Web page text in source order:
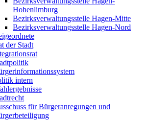
Hohenlimburg
Bezirksverwaltungsstelle Hagen-Mitte
Bezirksverwaltungsstelle Hagen-Nord
der Stadt
intern
für Bürgeranregungen und